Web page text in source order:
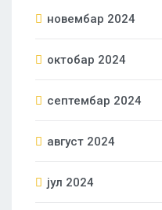
новембар 2024
октобар 2024
септембар 2024
август 2024
јул 2024